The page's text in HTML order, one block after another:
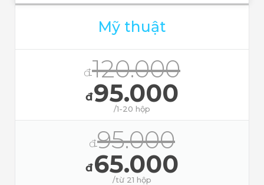
Mỹ thuật
đ120.000
đ95.000
/1-20 hộp
đ95.000
đ65.000
/từ 21 hộp